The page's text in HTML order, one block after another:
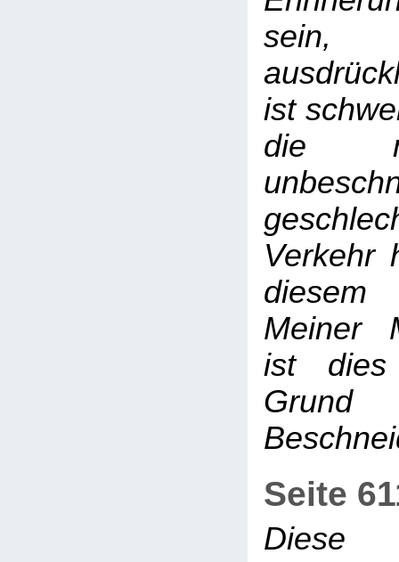
ist
die
Verkehr
Meiner
ist dies
Seite
Diese